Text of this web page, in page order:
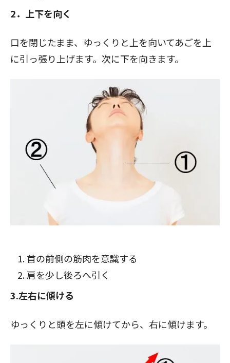
2．上下を向く
口を閉じたまま、ゆっくりと上を向いてあごを上
に引っ張り上げます。次に下を向きます。
首の前側の筋肉を意識する
肩を少し後ろへ引く
3.左右に傾ける
ゆっくりと頭を左に傾けてから、右に傾けます。